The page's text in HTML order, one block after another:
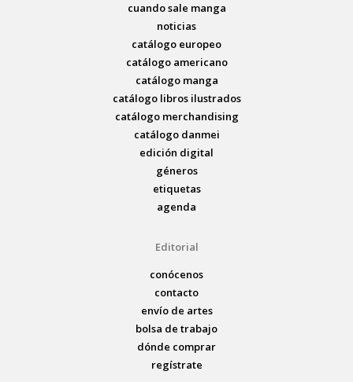
cuando sale manga
noticias
catálogo europeo
catálogo americano
catálogo manga
catálogo libros ilustrados
catálogo merchandising
catálogo danmei
edición digital
géneros
etiquetas
agenda
Editorial
conócenos
contacto
envío de artes
bolsa de trabajo
dónde comprar
regístrate